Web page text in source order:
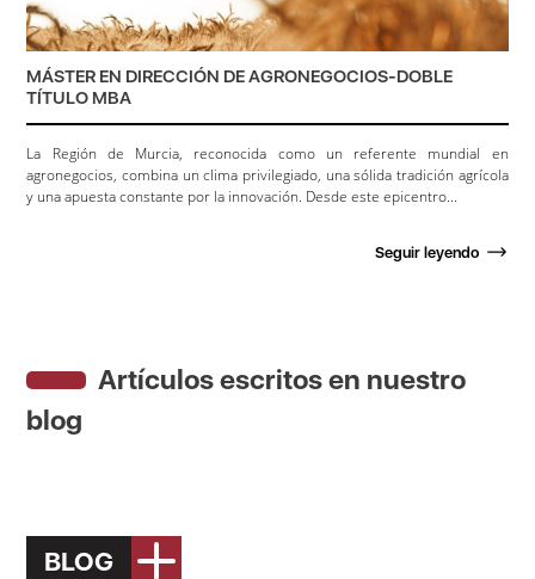
MÁSTER EN DIRECCIÓN DE AGRONEGOCIOS-DOBLE
TÍTULO MBA
La Región de Murcia, reconocida como un referente mundial en
agronegocios, combina un clima privilegiado, una sólida tradición agrícola
y una apuesta constante por la innovación. Desde este epicentro...
Seguir leyendo
Artículos escritos en nuestro
blog
BLOG